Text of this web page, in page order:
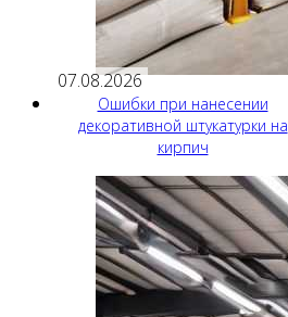
07.08.2026
Ошибки при нанесении
декоративной штукатурки на
кирпич